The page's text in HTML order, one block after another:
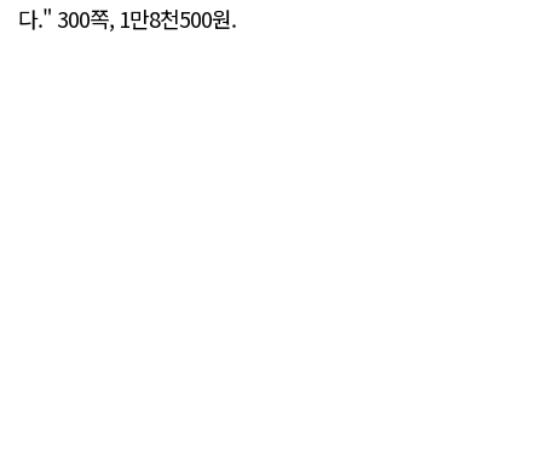
다." 300쪽, 1만8천500원.